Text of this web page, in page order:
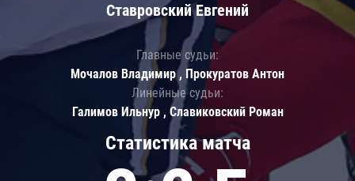
Статистика матча
Ставровский Евгений
Главные судьи:
Мочалов Владимир , Прокуратов Антон
Линейные судьи:
Галимов Ильнур , Славиковский Роман